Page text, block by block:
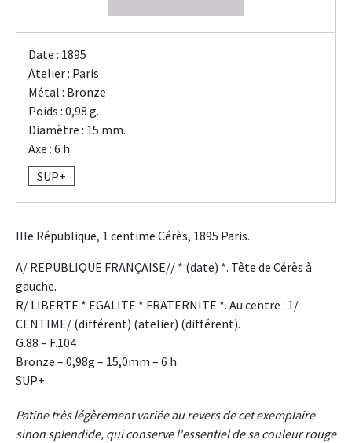
Date : 1895
Atelier : Paris
Métal : Bronze
Poids : 0,98 g.
Diamètre : 15 mm.
Axe : 6 h.
SUP+
IIIe République, 1 centime Cérès, 1895 Paris.
A/ REPUBLIQUE FRANÇAISE// * (date) *. Tête de Cérès à
gauche.
R/ LIBERTE * EGALITE * FRATERNITE *. Au centre : 1/
CENTIME/ (différent) (atelier) (différent).
G.88 – F.104
Bronze – 0,98g – 15,0mm – 6 h.
SUP+
Patine très légèrement variée au revers de cet exemplaire
sinon splendide, qui conserve l'essentiel de sa couleur rouge